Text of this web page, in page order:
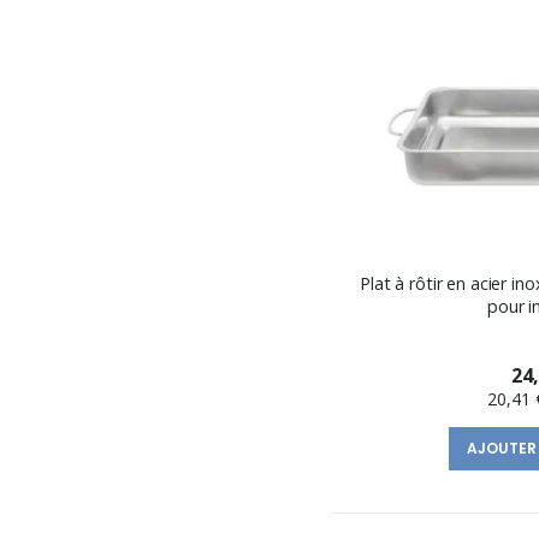
Plat à rôtir en acier
pour
20,41